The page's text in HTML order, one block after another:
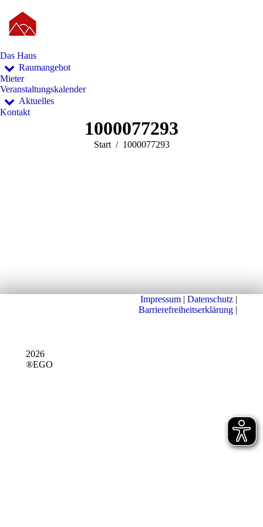
Das Haus
Raumangebot
Mieter
Veranstaltungskalender
Aktuelles
Kontakt
1000077293
Sie befinden sich hier:
Start 1000077293
2026
®EGO
Impressum | Datenschutz |
Barrierefreiheitserklärung |